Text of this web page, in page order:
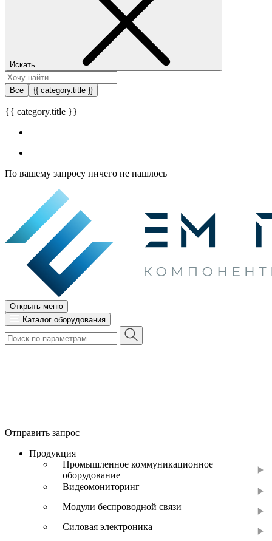
Искать
Все {{ category.title }}
{{ category.title }}
По вашему запросу ничего не нашлось
Открыть меню
Каталог оборудования
Отправить запрос
Продукция
Промышленное коммуникационное
оборудование
Видеомониторинг
Модули беспроводной связи
Силовая электроника